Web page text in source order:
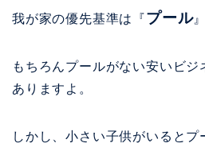
我が家の優先基準は『プール
もちろんプールがない安いビ
ありますよ。
しかし、小さい子供がいると